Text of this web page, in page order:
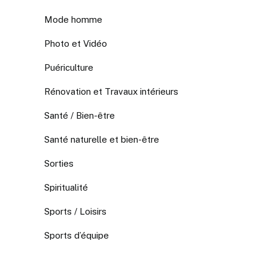
Mode homme
Photo et Vidéo
Puériculture
Rénovation et Travaux intérieurs
Santé / Bien-être
Santé naturelle et bien-être
Sorties
Spiritualité
Sports / Loisirs
Sports d’équipe